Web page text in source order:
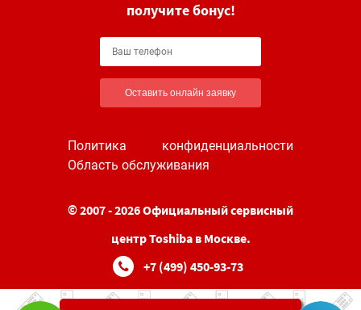
получите бонус!
Оставить онлайн заявку
Политика конфиденциальности
Область обслуживания
© 2007 - 2026 Официальный сервисный
центр Toshiba в Москве.
+7 (499) 450-93-73